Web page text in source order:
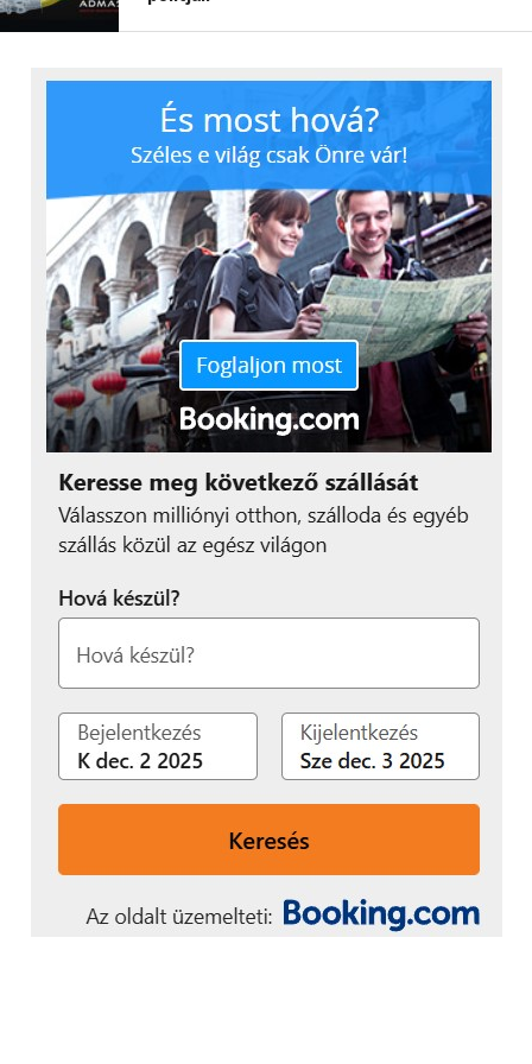
működnek, kevés a valós időben monitorozott elem,
a támadás észlelése késik, egy-egy incidens azonnali
gyártásleállást okoz. Az OMIKRON Informatika Kft.
az IT–OT híd megteremtésére építette új
szolgáltatási portfólióját. Az IKARUS Security
Software-rel kialakított stratégiai partnerség révén
az OMIKRON Magyarországon teszi elérhetővé az
IKARUS bevált, NIS2-kompatibilis OT biztonsági
megoldásait: a helyi, tanúsított mérnöki csapat
biztosítja a bevezetést és a támogatást, a háttérben
pedig az IKARUS ipari kiberbiztonsági tapasztalata
és minőségbiztosítása áll.
„Sokan azért nem lépnek,
mert korábban rossz
tapasztalatuk volt,
ugyanis az OT-
biztonságot vagy túl
bonyolultnak, vagy
kivitelezhetetlennek
hitték. Mi azt mutatjuk
meg, hogy ez igenis
megoldható, és működik”
Nemzetközi szinten is egyre
erősebb elvárás az OT-